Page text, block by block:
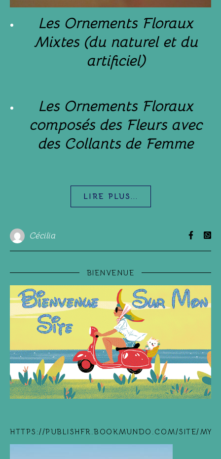
Les Ornements Floraux
Mixtes (du naturel et du
artificiel)
Les Ornements Floraux
composés des Fleurs avec
des Collants de Femme
LIRE PLUS...
Cécilia
BIENVENUE
HTTPS://PUBLISHFR.BOOKMUNDO.COM/SITE/